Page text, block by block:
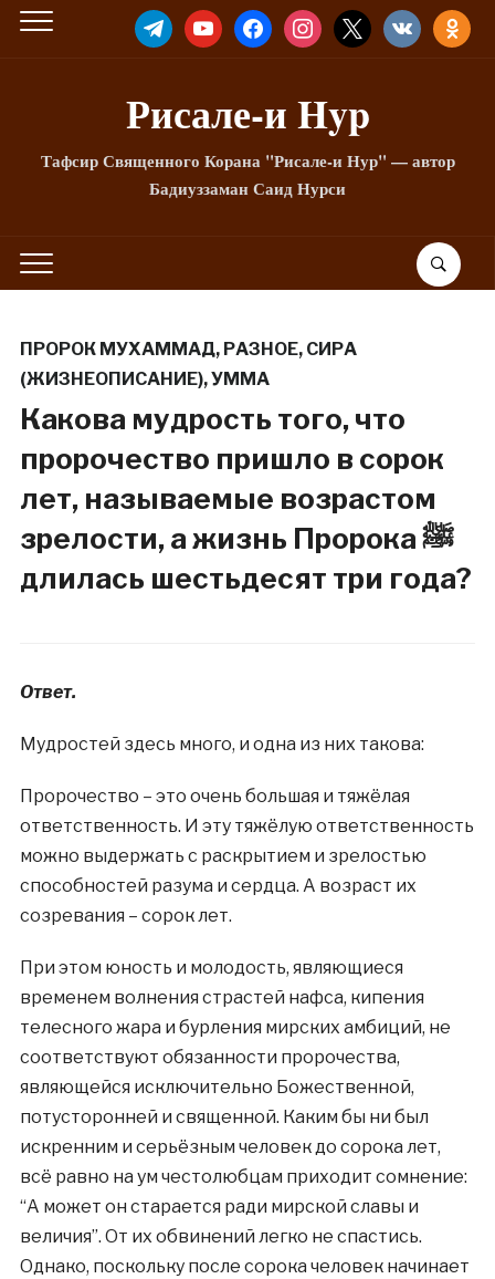
TELEGRAMYOUTUBEFACEBOOKINSTAGRAM
X VKONTAKTE
Рисале-и Hyp
Тафсир Священного Корана "Рисале-и Нур" — автор
Бадиуззаман Саид Нурси
ПРОРОК МУХАММАД, РАЗНОЕ, СИРА
(ЖИЗНЕОПИСАНИЕ),УММА
Какова мудрость того, что
пророчество пришло в сорок
лет, называемые возрастом
зрелости, а жизнь Пророка ﷺ
длилась шестьдесят три года?
Ответ.
Мудростей здесь много, и одна из них такова:
Пророчество – это очень большая и тяжёлая
ответственность. И эту тяжёлую ответственность
можно выдержать с раскрытием и зрелостью
способностей разума и сердца. А возраст их
созревания – сорок лет.
При этом юность и молодость, являющиеся
временем волнения страстей нафса, кипения
телесного жара и бурления мирских амбиций, не
соответствуют обязанности пророчества,
являющейся исключительно Божественной,
потусторонней и священной. Каким бы ни был
искренним и серьёзным человек до сорока лет,
всё равно на ум честолюбцам приходит сомнение:
“А может он старается ради мирской славы и
величия”. От их обвинений легко не спастись.
Однако, поскольку после сорока человек начинает